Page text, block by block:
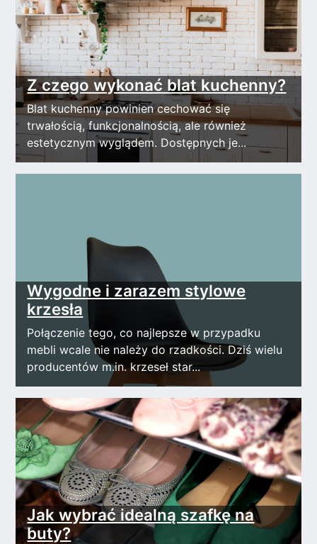
Z czego wykonać blat kuchenny?
Blat kuchenny powinien cechować się
trwałością, funkcjonalnością, ale również
estetycznym wyglądem. Dostępnych je...
Wygodne i zarazem stylowe
krzesła
Połączenie tego, co najlepsze w przypadku
mebli wcale nie należy do rzadkości. Dziś wielu
producentów m.in. krzeseł star...
Jak wybrać idealną szafkę na
buty?